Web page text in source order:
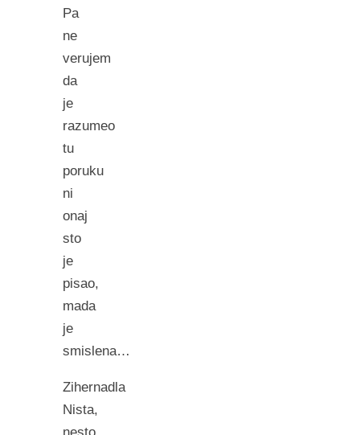
Pa
ne
verujem
da
je
razumeo
tu
poruku
ni
onaj
sto
je
pisao,
mada
je
smislena…
Zihernadla
Nista,